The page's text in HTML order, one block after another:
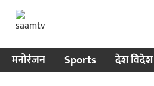
मनोरंजन Sports देश विदेश